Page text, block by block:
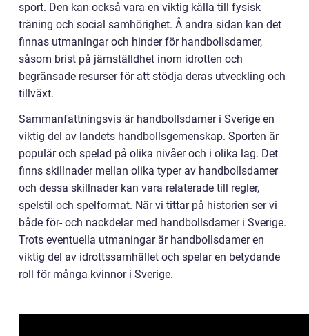
sport. Den kan också vara en viktig källa till fysisk
träning och social samhörighet. Å andra sidan kan det
finnas utmaningar och hinder för handbollsdamer,
såsom brist på jämställdhet inom idrotten och
begränsade resurser för att stödja deras utveckling och
tillväxt.
Sammanfattningsvis är handbollsdamer i Sverige en
viktig del av landets handbollsgemenskap. Sporten är
populär och spelad på olika nivåer och i olika lag. Det
finns skillnader mellan olika typer av handbollsdamer
och dessa skillnader kan vara relaterade till regler,
spelstil och spelformat. När vi tittar på historien ser vi
både för- och nackdelar med handbollsdamer i Sverige.
Trots eventuella utmaningar är handbollsdamer en
viktig del av idrottssamhället och spelar en betydande
roll för många kvinnor i Sverige.